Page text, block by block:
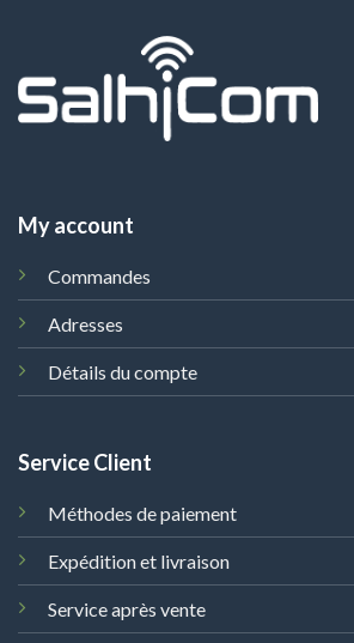
My account
Commandes
Adresses
Détails du compte
Service Client
Méthodes de paiement
Expédition et livraison
Service après vente